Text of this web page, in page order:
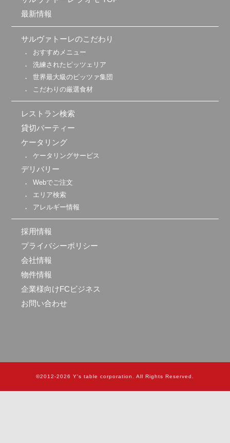
最新情報
サルヴァトーレのこだわり
おすすめメニュー
洗練されたピッツェリア
世界最大級のピッツァ集団
こだわりの厳選食材
レストラン検索
貸切パーティー
ケータリング
ケータリングサービス
デリバリー
Webでご注文
エリア検索
アレルギー情報
採用情報
プライバシーポリシー
会社情報
物件情報
企業様向けFCビジネス
お問い合わせ
Y's table corporation . All Rights Reserved.